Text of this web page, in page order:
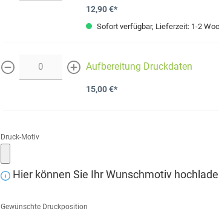
12,90 €*
Sofort verfügbar, Lieferzeit: 1-2
weniger mehr
Aufbereitung Druckdaten
15,00 €*
Druck-Motiv
Hier können Sie Ihr Wunschmotiv
Gewünschte Druckposition